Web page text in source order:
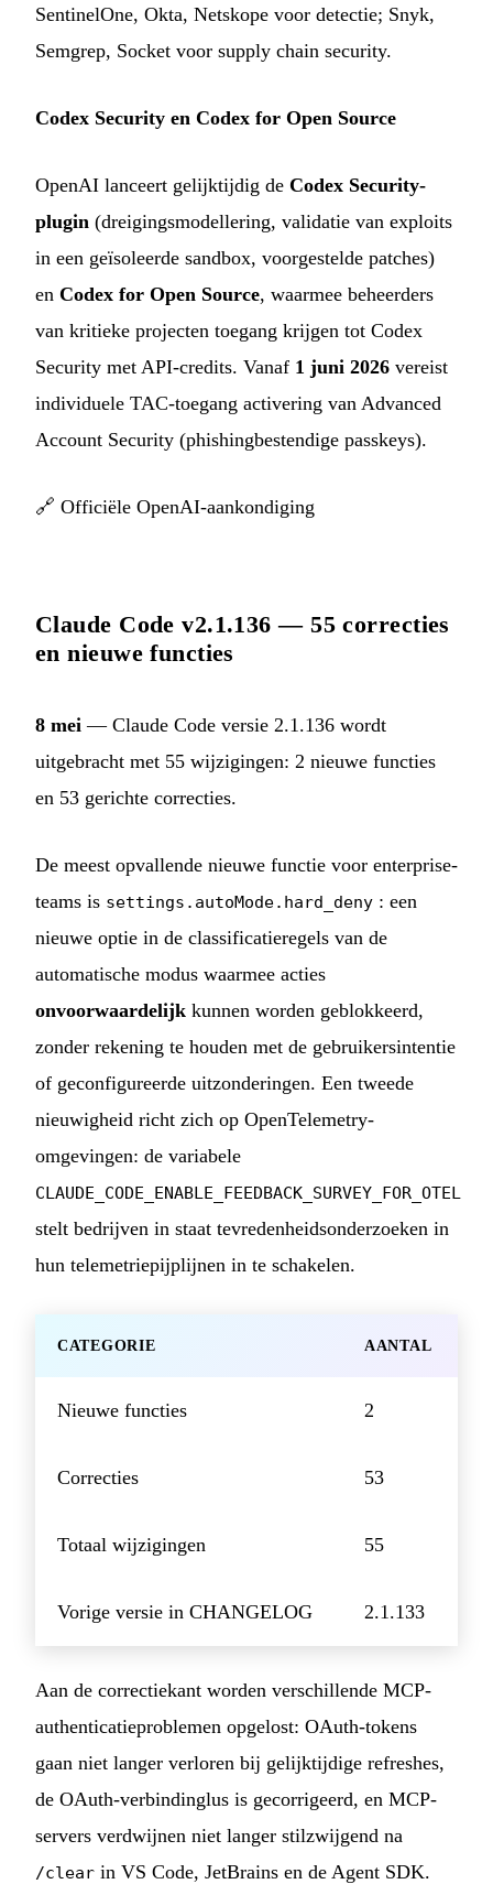
SentinelOne, Okta, Netskope voor detectie; Snyk,
Semgrep, Socket voor supply chain security.
Codex Security en Codex for Open Source
OpenAI lanceert gelijktijdig de Codex Security-
plugin (dreigingsmodellering, validatie van exploits
in een geïsoleerde sandbox, voorgestelde patches)
en Codex for Open Source, waarmee beheerders
van kritieke projecten toegang krijgen tot Codex
Security met API-credits. Vanaf 1 juni 2026 vereist
individuele TAC-toegang activering van Advanced
Account Security (phishingbestendige passkeys).
🔗 Officiële OpenAI-aankondiging
Claude Code v2.1.136 — 55 correcties
en nieuwe functies
8 mei — Claude Code versie 2.1.136 wordt
uitgebracht met 55 wijzigingen: 2 nieuwe functies
en 53 gerichte correcties.
De meest opvallende nieuwe functie voor enterprise-
teams is settings.autoMode.hard_deny : een
nieuwe optie in de classificatieregels van de
automatische modus waarmee acties
onvoorwaardelijk kunnen worden geblokkeerd,
zonder rekening te houden met de gebruikersintentie
of geconfigureerde uitzonderingen. Een tweede
nieuwigheid richt zich op OpenTelemetry-
omgevingen: de variabele
CLAUDE_CODE_ENABLE_FEEDBACK_SURVEY_FOR_OTEL
stelt bedrijven in staat tevredenheidsonderzoeken in
hun telemetriepijplijnen in te schakelen.
CATEGORIE AANTAL
Nieuwe functies 2
Correcties 53
Totaal wijzigingen 55
Vorige versie in CHANGELOG 2.1.133
Aan de correctiekant worden verschillende MCP-
authenticatieproblemen opgelost: OAuth-tokens
gaan niet langer verloren bij gelijktijdige refreshes,
de OAuth-verbindinglus is gecorrigeerd, en MCP-
servers verdwijnen niet langer stilzwijgend na
/clear in VS Code, JetBrains en de Agent SDK.